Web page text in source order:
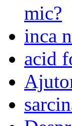
mic?
inca
acid